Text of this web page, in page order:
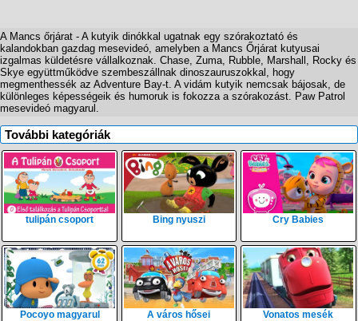
A Mancs őrjárat - A kutyik dinókkal ugatnak egy szórakoztató és
kalandokban gazdag mesevideó, amelyben a Mancs Őrjárat kutyusai
izgalmas küldetésre vállalkoznak. Chase, Zuma, Rubble, Marshall, Rocky és
Skye együttműködve szembeszállnak dinoszauruszokkal, hogy
megmenthessék az Adventure Bay-t. A vidám kutyik nemcsak bájosak, de
különleges képességeik és humoruk is fokozza a szórakozást. Paw Patrol
mesevideó magyarul.
További kategóriák
tulipán csoport Bing nyuszi Cry Babies
Pocoyo magyarul A város hősei Vonatos mesék